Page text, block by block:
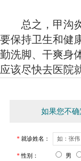
总之，甲沟炎
要保持卫生和健
勤洗脚、干爽身
应该尽快去医院
如果您不
* 就诊姓名：
*性别： 男